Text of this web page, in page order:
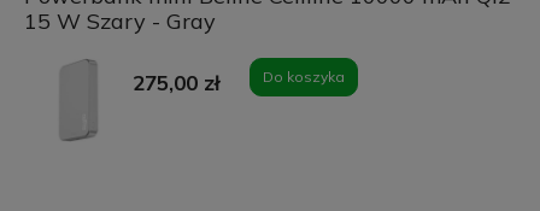
15 W Szary - Gray
275,00 zł Do koszyka